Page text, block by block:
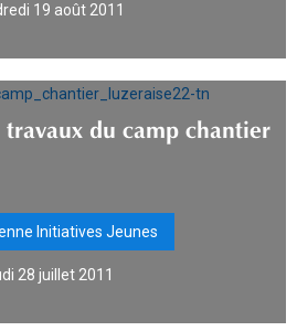
19 août 2011
travaux du camp chantier
Initiatives Jeunes
28 juillet 2011